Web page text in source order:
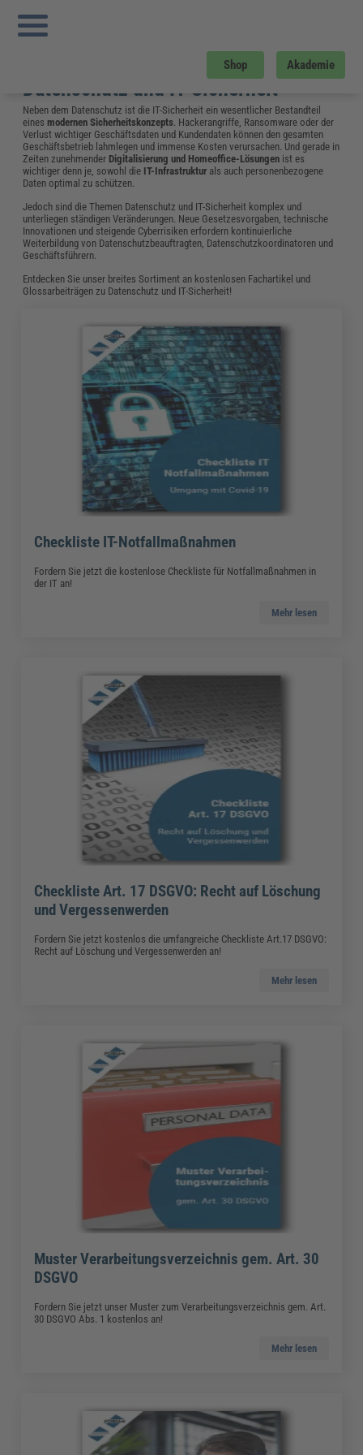
Shop Akademie
Sie sind hier:
Muster Einer Datenschutzerklärung für Internetauftritte
Datenschutz und IT-Sicherheit
Neben dem Datenschutz ist die IT-Sicherheit ein wesentlicher Bestandteil
eines modernen Sicherheitskonzepts. Hackerangriffe, Ransomware oder der
Verlust wichtiger Geschäftsdaten und Kundendaten können den gesamten
Geschäftsbetrieb lahmlegen und immense Kosten verursachen. Und gerade in
Zeiten zunehmender Digitalisierung und Homeoffice-Lösungen ist es
wichtiger denn je, sowohl die IT-Infrastruktur als auch personenbezogene
Daten optimal zu schützen.
Jedoch sind die Themen Datenschutz und IT-Sicherheit komplex und
unterliegen ständigen Veränderungen. Neue Gesetzesvorgaben, technische
Innovationen und steigende Cyberrisiken erfordern kontinuierliche
Weiterbildung von Datenschutzbeauftragten, Datenschutzkoordinatoren und
Geschäftsführern.
Entdecken Sie unser breites Sortiment an kostenlosen Fachartikel und
Glossarbeiträgen zu Datenschutz und IT-Sicherheit!
Checkliste IT-Notfallmaßnahmen
Fordern Sie jetzt die kostenlose Checkliste für Notfallmaßnahmen in
der IT an!
Mehr lesen
Checkliste Art. 17 DSGVO: Recht auf Löschung
und Vergessenwerden
Fordern Sie jetzt kostenlos die umfangreiche Checkliste Art.17 DSGVO:
Recht auf Löschung und Vergessenwerden an!
Mehr lesen
Muster Verarbeitungsverzeichnis gem. Art. 30
DSGVO
Fordern Sie jetzt unser Muster zum Verarbeitungsverzeichnis gem. Art.
30 DSGVO Abs. 1 kostenlos an!
Mehr lesen